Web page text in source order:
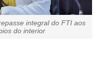
integral do FTI aos
do interior